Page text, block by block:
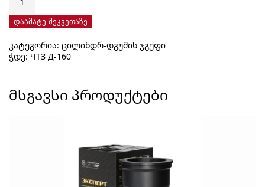
MD
კომპლექტი
1000101
დაამატე შეკვეთაზე
კატეგორია: ცილინდრ-დგუშის ჯგუფი
ჭდე: ЧТЗ Д-160
ᲛᲡᲒᲐᲕᲡᲘ ᲞᲠᲝᲓᲣᲥᲢᲔᲑᲘ